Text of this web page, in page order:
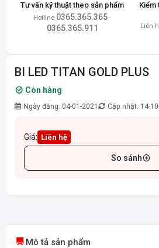
Tư vấn kỹ thuật theo sản phẩm
Hotline 0365.365.365 ·
0365.365.911
Kiểm
Liên
BI LED TITAN GOLD PLUS
Còn hàng
Ngày đăng: 04-01-2021 Cập nhật: 14-
Giá: Liên hệ
So sánh
Mô tả sản phẩm